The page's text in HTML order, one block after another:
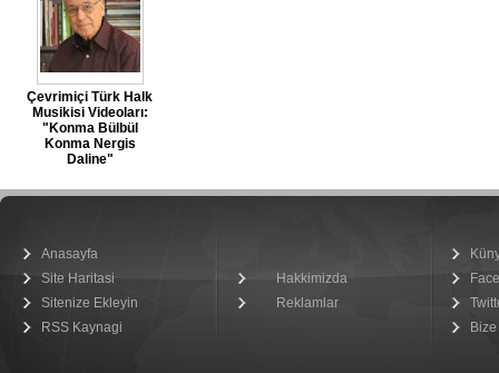
Çevrimiçi Türk Halk
Musikisi Videoları:
"Konma Bülbül
Konma Nergis
Daline"
Anasayfa
Site Haritasi
Sitenize Ekleyin
RSS Kaynagi
Hakkimizda
Reklamlar